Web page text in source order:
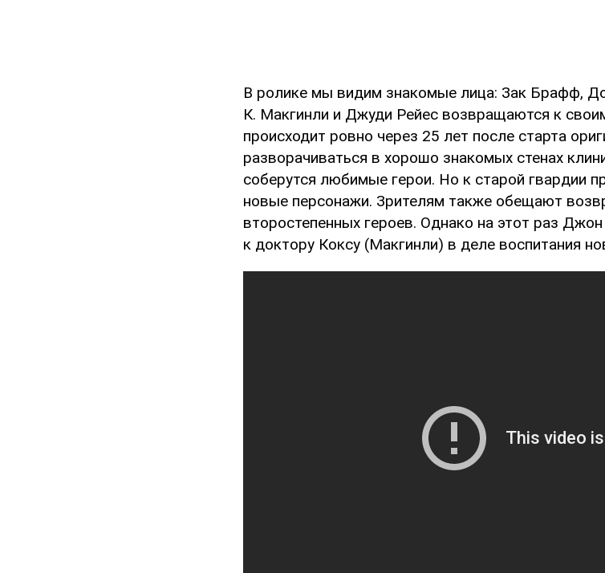
В ролике мы видим знакомые лица: Зак Брафф,
К. Макгинли и Джуди Рейес возвращаются к
происходит ровно через 25 лет после старта
разворачиваться в хорошо знакомых стенах
соберутся любимые герои. Но к старой гвардии
новые персонажи. Зрителям также обещают
второстепенных героев. Однако на этот раз
к доктору Коксу (Макгинли) в деле воспитания